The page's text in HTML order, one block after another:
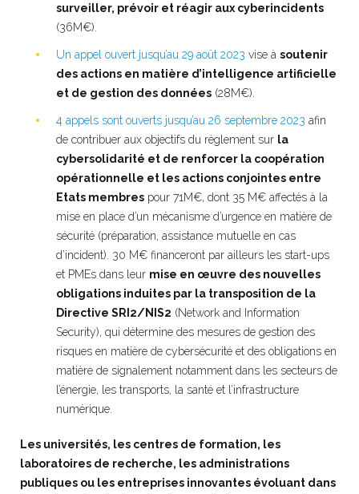
surveiller, prévoir et réagir aux cyberincidents
(36M€).
Un appel ouvert jusqu’au 29 août 2023 vise à soutenir
des actions en matière d’intelligence artificielle
et de gestion des données (28M€).
4 appels sont ouverts jusqu’au 26 septembre 2023 afin
de contribuer aux objectifs du règlement sur la
cybersolidarité et de renforcer la coopération
opérationnelle et les actions conjointes entre
Etats membres pour 71M€, dont 35 M€ affectés à la
mise en place d’un mécanisme d’urgence en matière de
sécurité (préparation, assistance mutuelle en cas
d’incident). 30 M€ financeront par ailleurs les start-ups
et PMEs dans leur mise en œuvre des nouvelles
obligations induites par la transposition de la
Directive SRI2/NIS2 (Network and Information
Security), qui détermine des mesures de gestion des
risques en matière de cybersécurité et des obligations en
matière de signalement notamment dans les secteurs de
l’énergie, les transports, la santé et l’infrastructure
numérique.
Les universités, les centres de formation, les
laboratoires de recherche, les administrations
publiques ou les entreprises innovantes évoluant dans